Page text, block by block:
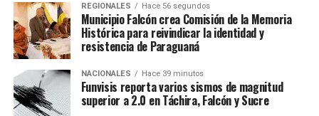
REGIONALES Hace 56 segundos
Municipio Falcón crea Comisión de la Memoria
Histórica para reivindicar la identidad y
resistencia de Paraguaná
NACIONALES Hace 39 minutos
Funvisis reporta varios sismos de magnitud
superior a 2.0 en Táchira, Falcón y Sucre